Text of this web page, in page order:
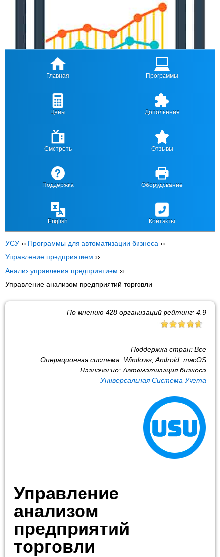
Главная Программы
Цены Дополнения
Смотреть Отзывы
Поддержка Оборудование
English Контакты
УСУ ›› Программы для автоматизации бизнеса ››
Управление предприятием ››
Анализ управления предприятием ››
Управление анализом предприятий торговли
По мнению 428организаций рейтинг: 4.9
Поддержка стран: Все
Операционная система: Windows, Android, macOS
Назначение: Автоматизация бизнеса
Универсальная Система Учета
Управление
анализом
предприятий
торговли